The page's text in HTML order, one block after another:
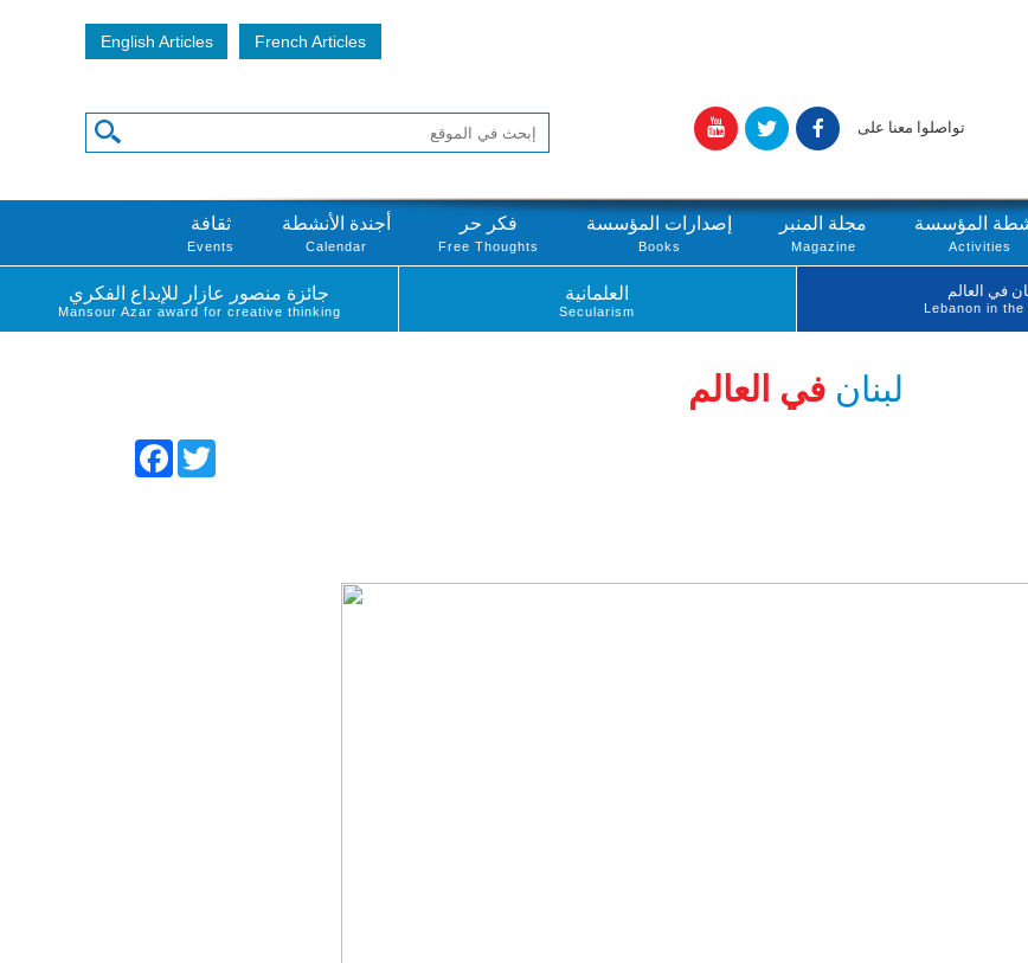
English Articles French Articles
تواصلوا معنا على
المؤسسة
Activities
مجلة المنبر
Magazine
إصدارات المؤسسة
Books
فكر حر
Free Thoughts
أجندة الأنشطة
Calendar
ثقافة
Events
في العالم
Lebanon in the
العلمانية
Secularism
جائزة منصور عازار للإبداع الفكري
Mansour Azar award for creative thinking
لبنان في العالم
FacebookTwitter